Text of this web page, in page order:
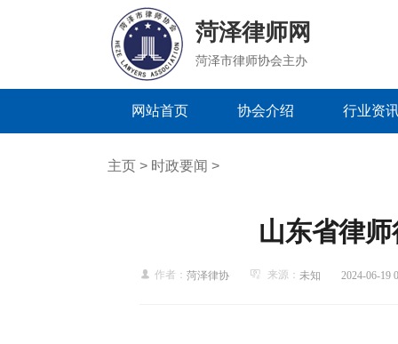
菏泽律师网
菏泽市律师协会主办
网站首页 协会介绍 行业资
主页 > 时政要闻 >
山东省律
作者： 菏泽律协 来源： 未知 2024-06-19